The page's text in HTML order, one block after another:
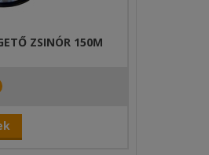
ZSINÓR 150M